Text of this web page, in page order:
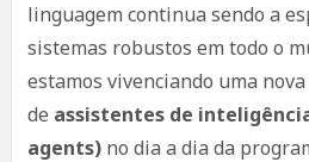
linguagem continua sendo a
sistemas robustos em todo o
estamos vivenciando uma
de assistentes de
agents)no dia a dia da